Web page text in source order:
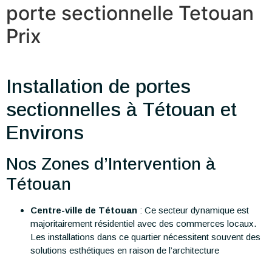
porte sectionnelle Tetouan
Prix
Installation de portes
sectionnelles à Tétouan et
Environs
Nos Zones d’Intervention à
Tétouan
Centre-ville de Tétouan : Ce secteur dynamique est
majoritairement résidentiel avec des commerces locaux.
Les installations dans ce quartier nécessitent souvent des
solutions esthétiques en raison de l’architecture